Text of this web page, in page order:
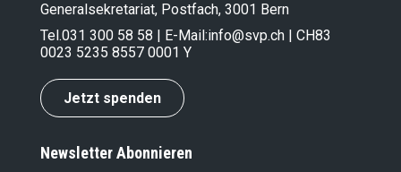
Generalsekretariat, Postfach, 3001 Bern
Tel.031 300 58 58 | E-Mail:info@svp.ch | CH83
0023 5235 8557 0001 Y
Jetzt spenden
Newsletter Abonnieren